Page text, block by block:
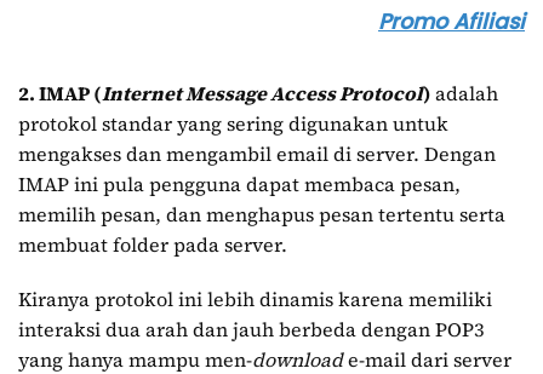
Promo Afiliasi
2. IMAP (Internet Message Access Protocol)adalah
protokol standar yang sering digunakan untuk
mengakses dan mengambil email di server. Dengan
IMAP ini pula pengguna dapat membaca pesan,
memilih pesan, dan menghapus pesan tertentu serta
membuat folder pada server.
Kiranya protokol ini lebih dinamis karena memiliki
interaksi dua arah dan jauh berbeda dengan POP3
yang hanya mampu men-downloade-mail dari server